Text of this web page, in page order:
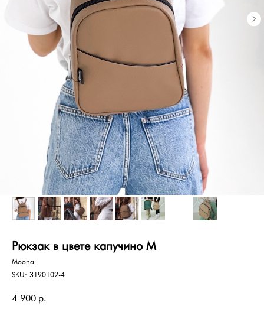
Рюкзак в цвете капучино М
Moona
SKU: 3190102-4
4 900 р.